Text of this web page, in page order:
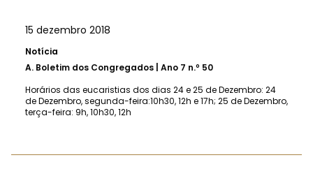
15 dezembro 2018
Notícia
A. Boletim dos Congregados | Ano 7 n.º 50
Horários das eucaristias dos dias 24 e 25 de Dezembro: 24
de Dezembro, segunda-feira:10h30, 12h e 17h; 25 de Dezembro,
terça-feira: 9h, 10h30, 12h